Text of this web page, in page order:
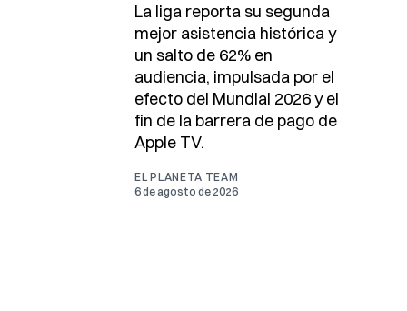
La liga reporta su segunda
mejor asistencia histórica y
un salto de 62% en
audiencia, impulsada por el
efecto del Mundial 2026 y el
fin de la barrera de pago de
Apple TV.
EL PLANETA TEAM
6 de agosto de 2026